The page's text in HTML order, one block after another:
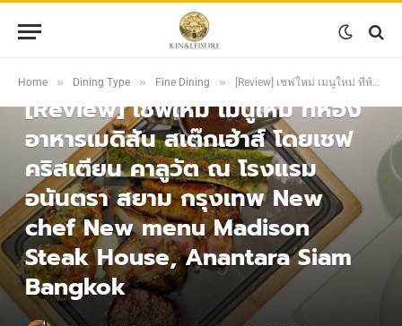
Home » Dining Type » Fine Dining » [Review] เชฟใหม่ เมนูใหม่ ที่ห้องอาหารเมดิสัน สเต๊กเฮ้าส์ โดยเชฟคริสเตียน คาลูวัต ณ โรงแรมอนันตรา สยาม กรุงเทพ New chef New menu Madison Steak House, Anantara Siam Bangkok
[Review] เชฟใหม่ เมนูใหม่ ที่ห้อง
อาหารเมดิสัน สเต๊กเฮ้าส์ โดยเชฟ
คริสเตียน คาลูวัต ณ โรงแรม
อนันตรา สยาม กรุงเทพ New
chef New menu Madison
Steak House, Anantara Siam
Bangkok